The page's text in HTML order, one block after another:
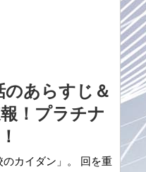
あらすじ＆
！プラチナ
のカイダン」。 回を重